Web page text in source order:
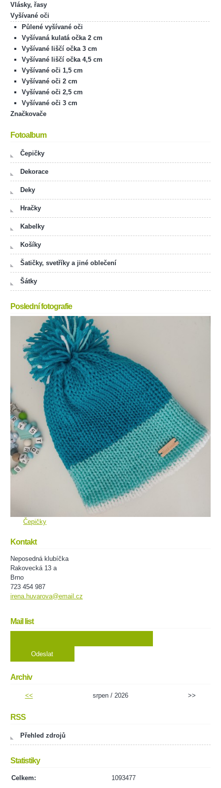
Vlásky, řasy
Vyšívané oči
Půlené vyšívané oči
Vyšívaná kulatá očka 2 cm
Vyšívané liščí očka 3 cm
Vyšívané liščí očka 4,5 cm
Vyšívané oči 1,5 cm
Vyšívané oči 2 cm
Vyšívané oči 2,5 cm
Vyšívané oči 3 cm
Značkovače
Fotoalbum
Čepičky
Dekorace
Deky
Hračky
Kabelky
Košíky
Šatičky, svetříky a jiné oblečení
Šátky
Poslední fotografie
Čepičky
Kontakt
Neposedná klubíčka
Rakovecká 13 a
Brno
723 454 987
irena.huvarova@email.cz
Mail list
Archiv
<< srpen / 2026 >>
RSS
Přehled zdrojů
Statistiky
Celkem: 1093477